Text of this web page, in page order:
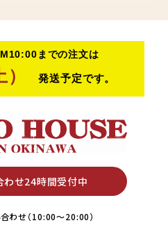
わせ24時間受付中
わせ（10:00〜20:00）